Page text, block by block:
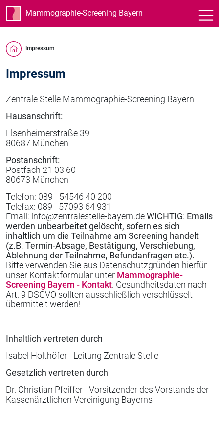
Mammographie-Screening Bayern
Impressum
Impressum
Zentrale Stelle Mammographie-Screening Bayern
Hausanschrift:
Elsenheimerstraße 39
80687 München
Postanschrift:
Postfach 21 03 60
80673 München
Telefon: 089 - 54546 40 200
Telefax: 089 - 57093 64 931
Email: info@zentralestelle-bayern.deWICHTIG: Emails
werden unbearbeitet gelöscht, sofern es sich
inhaltlich um die Teilnahme am Screening handelt
(z.B. Termin-Absage, Bestätigung, Verschiebung,
Ablehnung der Teilnahme, Befundanfragen etc.).
Bitte verwenden Sie aus Datenschutzgründen hierfür
unser Kontaktformular unter Mammographie-
Screening Bayern - Kontakt. Gesundheitsdaten nach
Art. 9 DSGVO sollten ausschließlich verschlüsselt
übermittelt werden!
Inhaltlich vertreten durch
Isabel Holthöfer - Leitung Zentrale Stelle
Gesetzlich vertreten durch
Dr. Christian Pfeiffer - Vorsitzender des Vorstands der
Kassenärztlichen Vereinigung Bayerns